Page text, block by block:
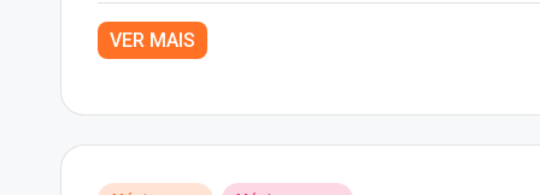
VER MAIS